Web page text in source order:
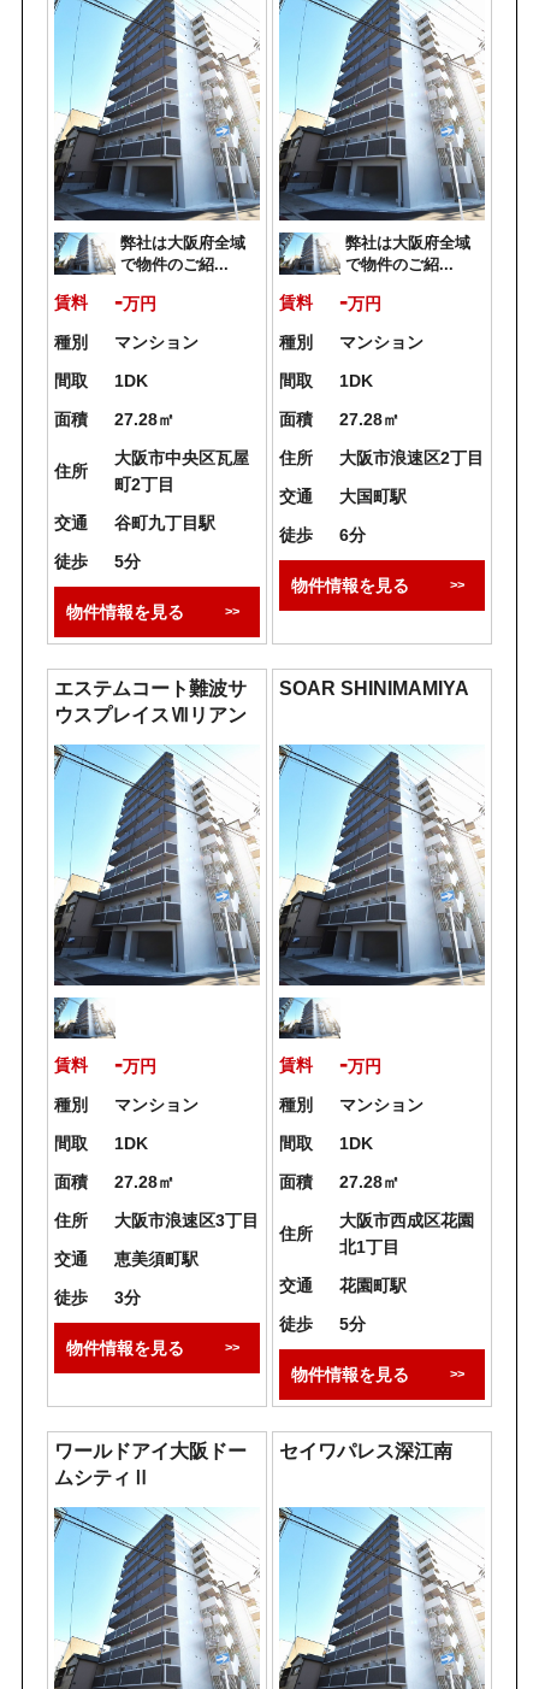
弊社は大阪府全域
で物件のご紹...
賃料 -万円
種別
マンション
間取
1DK
面積
27.28㎡
住所
大阪市中央区瓦屋
町2丁目
交通
谷町九丁目駅
徒歩
5分
物件情報を見る
弊社は大阪府全域
で物件のご紹...
賃料 -万円
種別
マンション
間取
1DK
面積
27.28㎡
住所
大阪市浪速区2丁目
交通
大国町駅
徒歩
6分
物件情報を見る
エステムコート難波サ
ウスプレイスⅦリアン
賃料 -万円
種別
マンション
間取
1DK
面積
27.28㎡
住所
大阪市浪速区3丁目
交通
恵美須町駅
徒歩
3分
物件情報を見る
SOAR SHINIMAMIYA
賃料 -万円
種別
マンション
間取
1DK
面積
27.28㎡
住所
大阪市西成区花園
北1丁目
交通
花園町駅
徒歩
5分
物件情報を見る
ワールドアイ大阪ドー
ムシティⅡ
セイワパレス深江南